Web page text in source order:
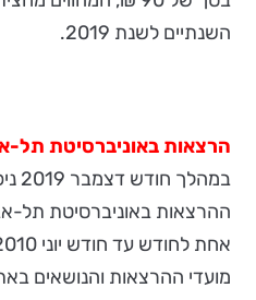
השנתיים לשנת 2019.
הרצאות באוניברסיטת תל-
ההרצאות באוניברסיטת תל-
מועדי ההרצאות והנושאים